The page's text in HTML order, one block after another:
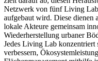
Netzwerk von fünf Living
aufgebaut wird. Diese dienen
lokale Akteure gemeinsam
Wiederherstellung urbaner
Jedes Living Lab konzentriert
verbessern,